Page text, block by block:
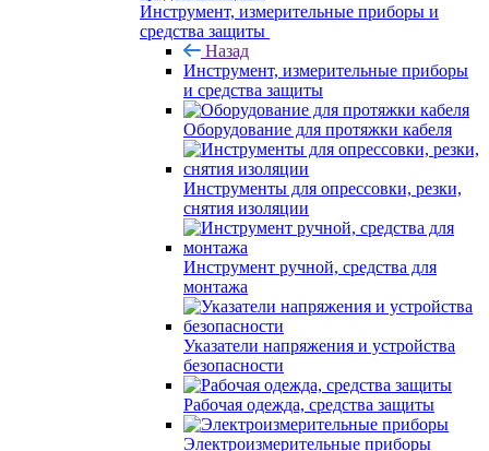
Инструмент, измерительные приборы и
средства защиты
Назад
Инструмент, измерительные приборы
и средства защиты
Оборудование для протяжки кабеля
Инструменты для опрессовки, резки,
снятия изоляции
Инструмент ручной, средства для
монтажа
Указатели напряжения и устройства
безопасности
Рабочая одежда, средства защиты
Электроизмерительные приборы